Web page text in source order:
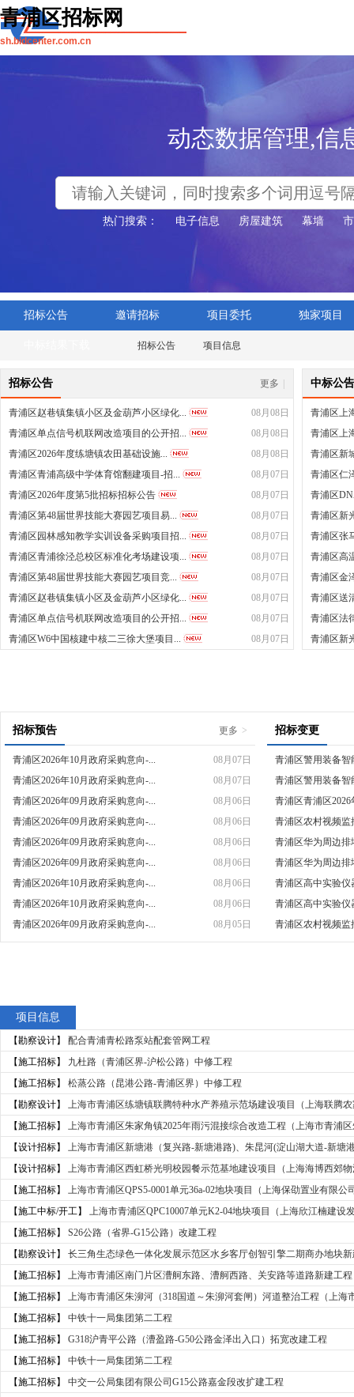
青浦区招标网
sh.bidcenter.com.cn
动态数据管理,信
工程、建设、采
信息全 项目多
热门搜索： 电子信息 房屋建筑 幕墙
招标公告 邀请招标 项目委托 独家项目
招标公告 项目信息
招标公告 更多
青浦区赵巷镇集镇小区及金葫芦小区绿化...
08月08日
青浦区单点信号机联网改造项目的公开招...
08月08日
青浦区2026年度练塘镇农田基础设施...
08月08日
青浦区青浦高级中学体育馆翻建项目-招...
08月07日
青浦区2026年度第5批招标招标公告
08月07日
青浦区第48届世界技能大赛园艺项目易...
08月07日
青浦区园林感知教学实训设备采购项目招...
08月07日
青浦区青浦徐泾总校区标准化考场建设项...
08月07日
青浦区第48届世界技能大赛园艺项目竞...
08月07日
青浦区赵巷镇集镇小区及金葫芦小区绿化...
08月07日
青浦区单点信号机联网改造项目的公开招...
08月07日
青浦区W6中国核建中核二三徐大堡项目...
08月07日
中标公告
青浦区上
青浦区上
青浦区新
青浦区仁
青浦区
青浦区新
青浦区张
青浦区高
青浦区金
青浦区送
青浦区法
青浦区新
招标预告 更多 >
青浦区2026年10月政府采购意向-...
08月07日
青浦区2026年10月政府采购意向-...
08月07日
青浦区2026年09月政府采购意向-...
08月06日
青浦区2026年09月政府采购意向-...
08月06日
青浦区2026年09月政府采购意向-...
08月06日
青浦区2026年09月政府采购意向-...
08月06日
青浦区2026年10月政府采购意向-...
08月06日
青浦区2026年10月政府采购意向-...
08月06日
青浦区2026年09月政府采购意向-...
08月05日
招标变更
青浦区警用装备智
青浦区警用装备智
青浦区青浦区
青浦区农村视频
青浦区华为周边排
青浦区华为周边排
青浦区高中实验仪
青浦区高中实验仪
青浦区农村视频
项目信息
【勘察设计】
配合青浦青松路泵站配套管网工程
【施工招标】
九杜路（青浦区界-沪松公路）中修工程
【施工招标】
松蒸公路（昆港公路-青浦区界）中修工程
【勘察设计】
上海市青浦区练塘镇联腾特种水产养殖示范场建设项目（上海联腾
【施工招标】
上海市青浦区朱家角镇2025年雨污混接综合改造工程（上海市青浦
【设计招标】
上海市青浦区新塘港（复兴路-新塘港路)、朱昆河(淀山湖大道-新塘
【设计招标】
上海市青浦区西虹桥光明校园餐示范基地建设项目（上海海博西郊
【施工招标】
上海市青浦区QPS5-0001单元36a-02地块项目（上海保劭置业有限公
【施工中标/开工】
上海市青浦区QPC10007单元K2-04地块项目（上海欣江楠建设
【施工招标】
S26公路（省界-G15公路）改建工程
【勘察设计】
长三角生态绿色一体化发展示范区水乡客厅创智引擎二期商办地块
【施工招标】
上海市青浦区南门片区漕舸东路、漕舸西路、关安路等道路新建工
【施工招标】
上海市青浦区朱泖河（318国道～朱泖河套闸）河道整治工程（上海
【施工招标】
中铁十一局集团第二工程
【施工招标】
G318沪青平公路（漕盈路-G50公路金泽出入口）拓宽改建工程
【施工招标】
中铁十一局集团第二工程
【施工招标】
中交一公局集团有限公司G15公路嘉金段改扩建工程